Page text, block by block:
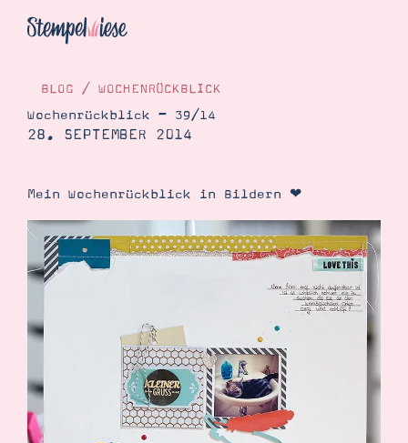
Katalog
Kontakt
Demonstrator werden
BLOG / WOCHENRÜCKBLICK
Wochenrückblick – 39/14
28. SEPTEMBER 2014
Mein Wochenrückblick in Bildern ❤